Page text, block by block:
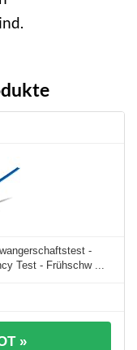
-
Test - Frühschw ...
»